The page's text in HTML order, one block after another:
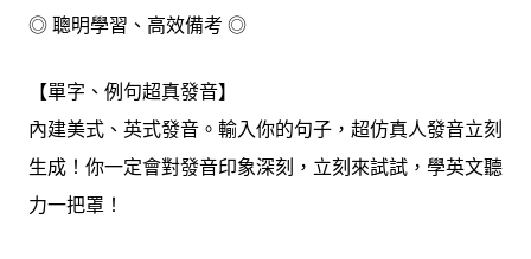
◎ 聰明學習、高效備考 ◎
【單字、例句超真發音】
內建美式、英式發音。輸入你的句子，超仿真人發音立刻
生成！你一定會對發音印象深刻，立刻來試試，學英文聽
力一把罩！